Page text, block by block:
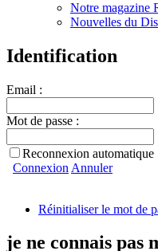
Notre magazine
Nouvelles du
Identification
Email :
Mot de passe :
Reconnexion automatique
Connexion Annuler
Réinitialiser le mot de
je ne connais pas